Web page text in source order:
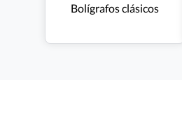
Bolígrafos clásicos